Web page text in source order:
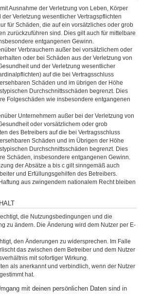
Ausnahme der Verletzung von Leben, Körper
Verletzung wesentlicher Vertragspflichten
für Schäden, die auf ein vorsätzliches oder grob
zurückzuführen sind. Dies gilt auch für mittelbare
entgangenen Gewinn.
Verbrauchern außer bei vorsätzlichem oder
oder bei Schäden aus der Verletzung von
und der Verletzung wesentlicher
auf die bei Vertragsschluss
Schäden und im übrigen der Höhe
Durchschnittsschäden begrenzt. Dies
Folgeschäden wie insbesondere entgangenen
Unternehmern außer bei der Verletzung von
oder vorsätzlichem oder grob
des Betreibers auf die bei Vertragsschluss
Schäden und im Übrigen der Höhe
Durchschnittsschäden begrenzt. Dies
Schäden, insbesondere entgangenen Gewinn.
der Absätze a bis c gilt sinngemäß auch
und Erfüllungsgehilfen des Betreibers.
aus zwingendem nationalem Recht bleiben
die Nutzungsbedingungen und die
zu ändern. Die Änderung wird dem Nutzer per E-
den Änderungen zu widersprechen. Im Falle
das zwischen dem Betreiber und dem Nutzer
mit sofortiger Wirkung.
als anerkannt und verbindlich, wenn der Nutzer
hat.
mit deinen persönlichen Daten sind in